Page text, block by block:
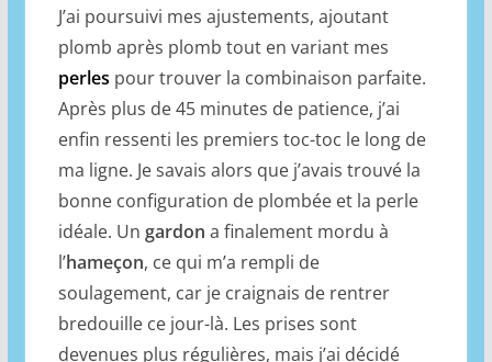
J’ai poursuivi mes ajustements, ajoutant
plomb après plomb tout en variant mes
perles pour trouver la combinaison parfaite.
Après plus de 45 minutes de patience, j’ai
enfin ressenti les premiers toc-toc le long de
ma ligne. Je savais alors que j’avais trouvé la
bonne configuration de plombée et la perle
idéale. Un gardon a finalement mordu à
l’hameçon, ce qui m’a rempli de
soulagement, car je craignais de rentrer
bredouille ce jour-là. Les prises sont
devenues plus régulières, mais j’ai décidé